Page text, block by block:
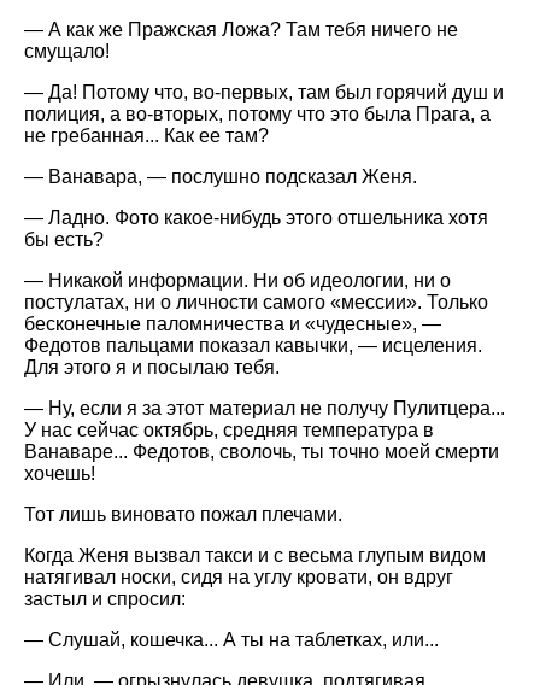
— А как же Пражская Ложа? Там тебя ничего не
смущало!
— Да! Потому что, во-первых, там был горячий душ и
полиция, а во-вторых, потому что это была Прага, а
не гребанная... Как ее там?
— Ванавара, — послушно подсказал Женя.
— Ладно. Фото какое-нибудь этого отшельника хотя
бы есть?
— Никакой информации. Ни об идеологии, ни о
постулатах, ни о личности самого
мессии
. Только
бесконечные паломничества и
чудесные , —
Федотов пальцами показал кавычки, — исцеления.
Для этого я и посылаю тебя.
— Ну, если я за этот материал не получу Пулитцера...
У нас сейчас октябрь, средняя температура в
Ванaваре... Федотов, сволочь, ты точно моей смерти
хочешь!
Тот лишь виновато пожал плечами.
Когда Женя вызвал такси и с весьма глупым видом
натягивал носки, сидя на углу кровати, он вдруг
застыл и спросил:
— Слушай, кошечка... А ты на таблетках, или...
— Или, — огрызнулась девушка, подтягивая